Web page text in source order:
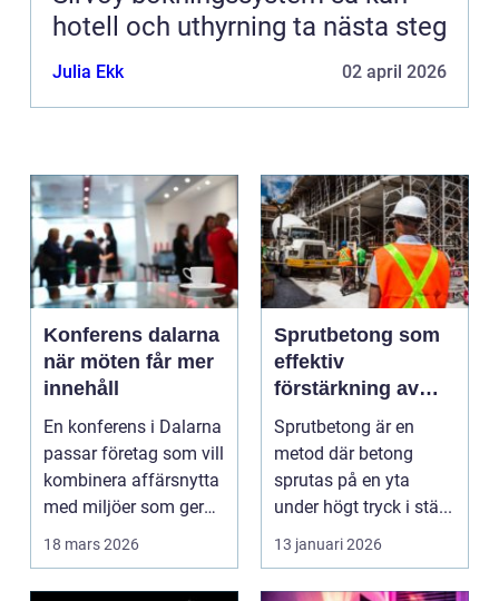
hotell och uthyrning ta nästa steg
Julia Ekk 02 april 2026
Konferens dalarna
när möten får mer
innehåll
En konferens i Dalarna
passar företag som vill
kombinera affärsnytta
med miljöer som ger
lugn, fokus...
18 mars 2026
Sprutbetong som
effektiv
förstärkning av
berg och betong
Sprutbetong är en
metod där betong
sprutas på en yta
under högt tryck i stä...
13 januari 2026